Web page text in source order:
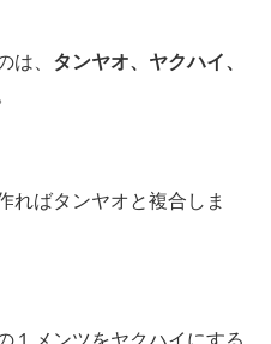
は、 タンヤオ、ヤクハイ、
ればタンヤオと複合しま